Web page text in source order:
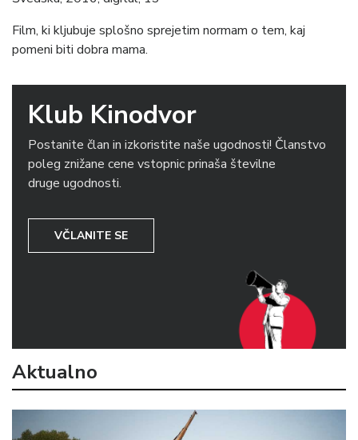
Film, ki kljubuje splošno sprejetim normam o tem, kaj
pomeni biti dobra mama.
Klub Kinodvor
Postanite član in izkoristite naše ugodnosti! Članstvo
poleg znižane cene vstopnic prinaša številne
druge ugodnosti.
VČLANITE SE
Aktualno